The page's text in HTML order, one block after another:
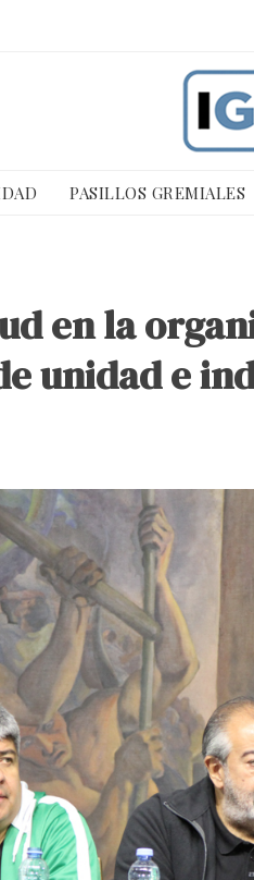
PASILLOS GREMIALES
en la
unidad e